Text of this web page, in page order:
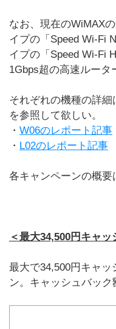
なお、現在のWiMAX
イプの「Speed Wi-Fi
イプの「Speed Wi-Fi
1Gbps超の高速ルータ
それぞれの機種の詳
を参照して欲しい。
・ W06のレポート記事
・ L02のレポート記事
各キャンペーンの概要
＜最大34,500円キャッ
最大で34,500円キャ
ン。キャッシュバック